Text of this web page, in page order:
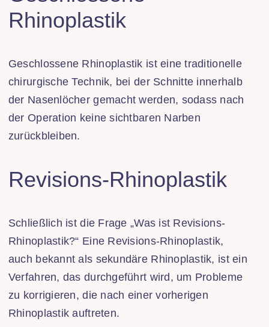
Rhinoplastik
Geschlossene Rhinoplastik ist eine traditionelle
chirurgische Technik, bei der Schnitte innerhalb
der Nasenlöcher gemacht werden, sodass nach
der Operation keine sichtbaren Narben
zurückbleiben.
Revisions-Rhinoplastik
Schließlich ist die Frage „Was ist Revisions-
Rhinoplastik?“ Eine Revisions-Rhinoplastik,
auch bekannt als sekundäre Rhinoplastik, ist ein
Verfahren, das durchgeführt wird, um Probleme
zu korrigieren, die nach einer vorherigen
Rhinoplastik auftreten.